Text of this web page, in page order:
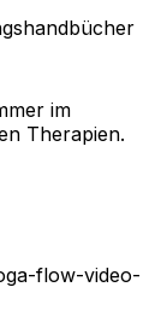
im
Therapien.
flow-video-